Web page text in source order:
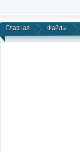
Главная Файлы